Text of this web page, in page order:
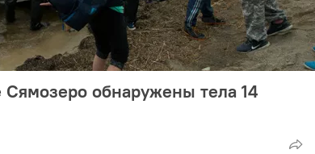
обнаружены тела 14